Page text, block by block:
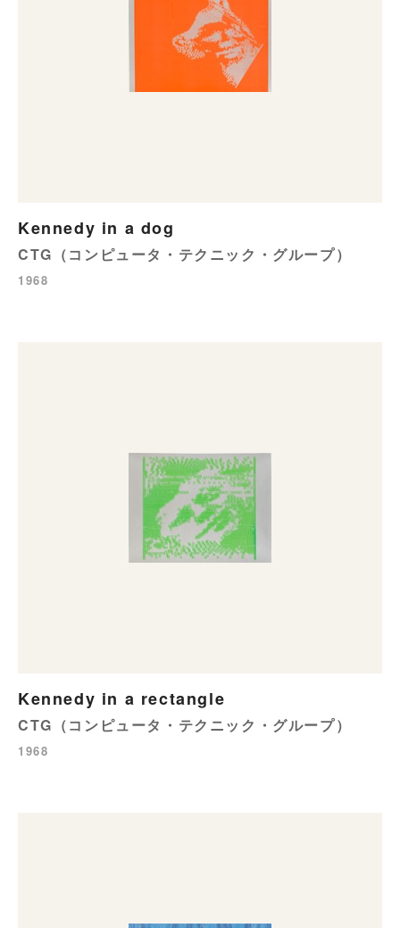
Kennedy in a dog
CTG（コンピュータ・テクニック・グループ）
1968
Kennedy in a rectangle
CTG（コンピュータ・テクニック・グループ）
1968